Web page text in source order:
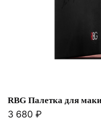
RBG Палетка для
3 680 ₽